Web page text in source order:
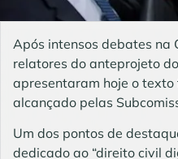
Após intensos debates na
relatores do anteprojeto
apresentaram hoje o texto
alcançado pelas
Um dos pontos de
dedicado ao “direito civil